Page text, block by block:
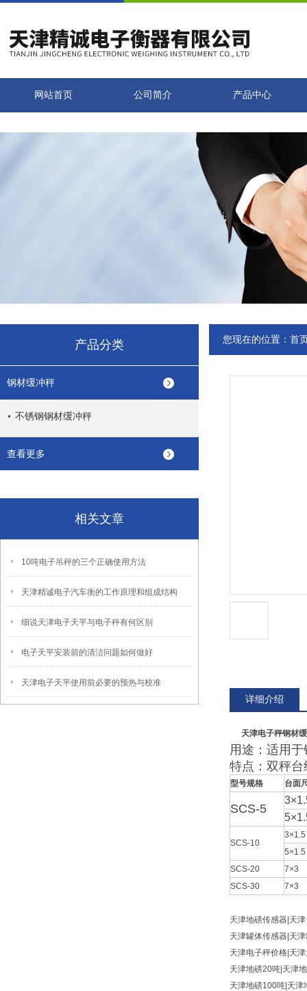
网站首页 公司简介 产品中心
产品分类
钢材缓冲秤
不锈钢钢材缓冲秤
查看更多
相关文章
10吨电子吊秤的三个正确使用方法
天津精诚电子汽车衡的工作原理和组成结构
细说天津电子天平与电子秤有何区别
电子天平安装前的清洁问题如何做好
天津电子天平使用前必要的预热与校准
您现在的位置： 首
详细介绍
天津电子秤钢材
用途：适用
特点：双秤
型号规格 台面
SCS-5
SCS-10
3×1.5
5×1.5
SCS-20
7×3
SCS-30
7×3
天津地磅传感器|天
天津罐体传感器|天
天津电子秤价格|天
天津地磅20吨|天津
天津地磅100吨|天